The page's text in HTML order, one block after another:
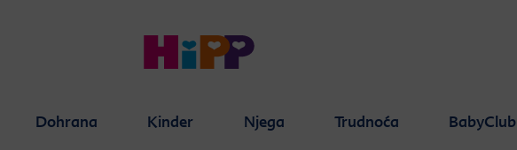
Dohrana Kinder Njega Trudnoća BabyClub